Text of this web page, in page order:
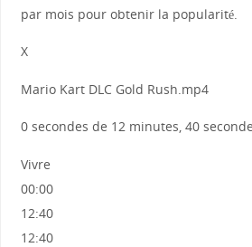
par mois pour obtenir la popularité.
X
Mario Kart DLC Gold Rush.mp4
0 secondes de 12 minutes, 40
Vivre
00:00
12:40
12:40